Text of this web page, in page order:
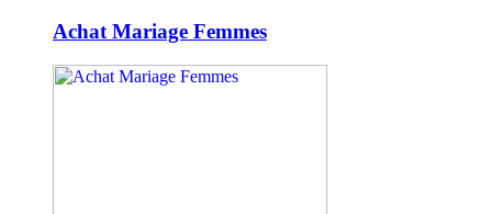
Achat Mariage Femmes